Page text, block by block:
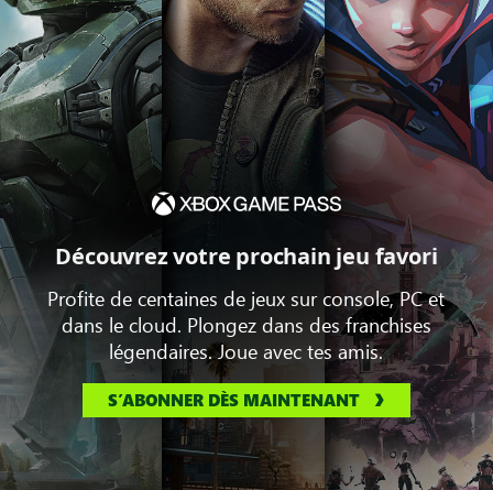
Découvrez votre prochain jeu favori
Profite de centaines de jeux sur console, PC et
dans le cloud. Plongez dans des franchises
légendaires. Joue avec tes amis.
S’ABONNER DÈS MAINTENANT